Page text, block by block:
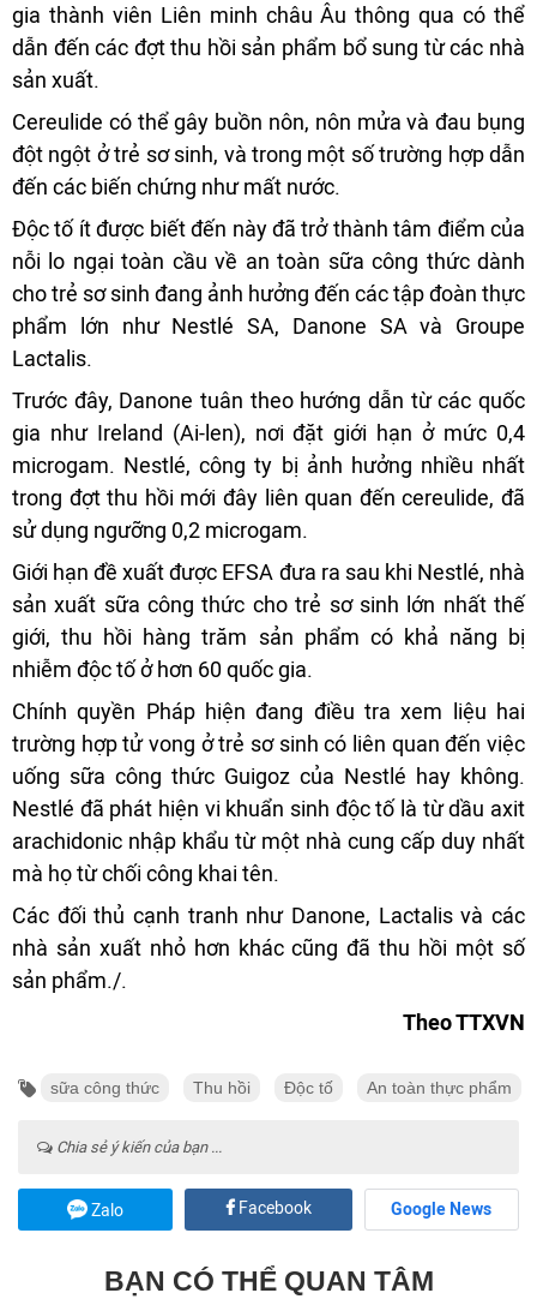
gia thành viên Liên minh châu Âu thông qua có thể
dẫn đến các đợt thu hồi sản phẩm bổ sung từ các nhà
sản xuất.
Cereulide có thể gây buồn nôn, nôn mửa và đau bụng
đột ngột ở trẻ sơ sinh, và trong một số trường hợp dẫn
đến các biến chứng như mất nước.
Độc tố ít được biết đến này đã trở thành tâm điểm của
nỗi lo ngại toàn cầu về an toàn sữa công thức dành
cho trẻ sơ sinh đang ảnh hưởng đến các tập đoàn thực
phẩm lớn như Nestlé SA, Danone SA và Groupe
Lactalis.
Trước đây, Danone tuân theo hướng dẫn từ các quốc
gia như Ireland (Ai-len), nơi đặt giới hạn ở mức 0,4
microgam. Nestlé, công ty bị ảnh hưởng nhiều nhất
trong đợt thu hồi mới đây liên quan đến cereulide, đã
sử dụng ngưỡng 0,2 microgam.
Giới hạn đề xuất được EFSA đưa ra sau khi Nestlé, nhà
sản xuất sữa công thức cho trẻ sơ sinh lớn nhất thế
giới, thu hồi hàng trăm sản phẩm có khả năng bị
nhiễm độc tố ở hơn 60 quốc gia.
Chính quyền Pháp hiện đang điều tra xem liệu hai
trường hợp tử vong ở trẻ sơ sinh có liên quan đến việc
uống sữa công thức Guigoz của Nestlé hay không.
Nestlé đã phát hiện vi khuẩn sinh độc tố là từ dầu axit
arachidonic nhập khẩu từ một nhà cung cấp duy nhất
mà họ từ chối công khai tên.
Các đối thủ cạnh tranh như Danone, Lactalis và các
nhà sản xuất nhỏ hơn khác cũng đã thu hồi một số
sản phẩm./.
Theo TTXVN
sữa công thức Thu hồi Độc tố An toàn thực phẩm
Chia sẻ ý kiến của bạn ...
Zalo Facebook Google News
BẠN CÓ THỂ QUAN TÂM